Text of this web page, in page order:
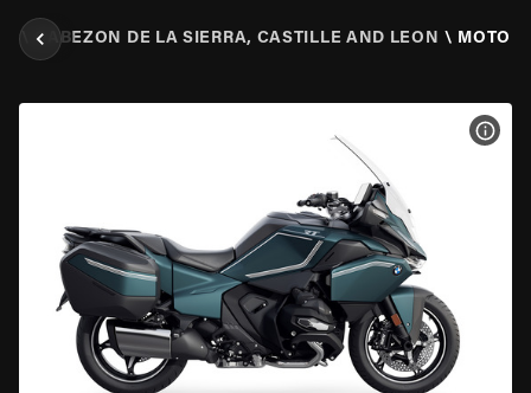
CABEZON DE LA SIERRA, CASTILLE AND LEON \ MOTO
VER